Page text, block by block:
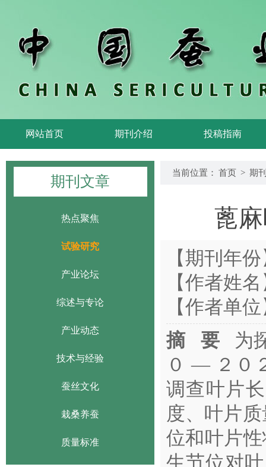
网站首页 期刊介绍 投稿指南
期刊文章
热点聚焦
试验研究
产业论坛
综述与专论
产业动态
技术与经验
蚕丝文化
栽桑养蚕
质量标准
当前位置： 首页 > 期
蓖
【期刊年
【作者姓
【作者单
摘 要为探
０ — ２０
调查叶片
度、叶片
位和叶片
生节位对